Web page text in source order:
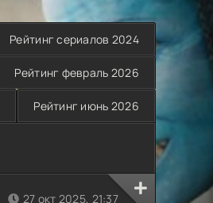
Рейтинг сериалов 2024
Рейтинг февраль 2026
Рейтинг июнь 2026
27 окт 2025, 21:37